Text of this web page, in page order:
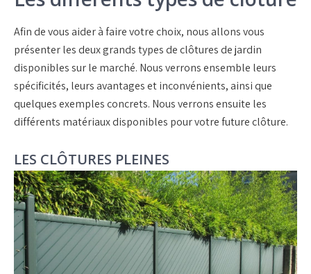
Afin de vous aider à faire votre choix, nous allons vous
présenter les deux grands types de clôtures de jardin
disponibles sur le marché. Nous verrons ensemble leurs
spécificités, leurs avantages et inconvénients, ainsi que
quelques exemples concrets. Nous verrons ensuite les
différents matériaux disponibles pour votre future clôture.
LES CLÔTURES PLEINES